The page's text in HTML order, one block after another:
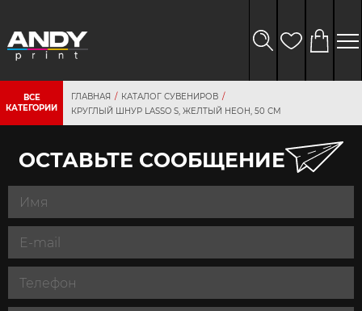
ВСЕ
КАТЕГОРИИ
ГЛАВНАЯ
КАТАЛОГ СУВЕНИРОВ
КРУГЛЫЙ ШНУР LASSO S, ЖЕЛТЫЙ НЕОН, 50 СМ
ОСТАВЬТЕ СООБЩЕНИЕ
персональных
данных